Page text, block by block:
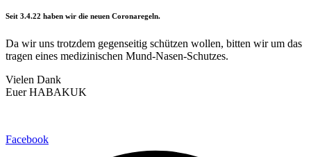
Seit 3.4.22 haben wir die neuen Coronaregeln.
Da wir uns trotzdem gegenseitig schützen wollen, bitten wir um das
tragen eines medizinischen Mund-Nasen-Schutzes.
Vielen Dank
Euer HABAKUK
Facebook